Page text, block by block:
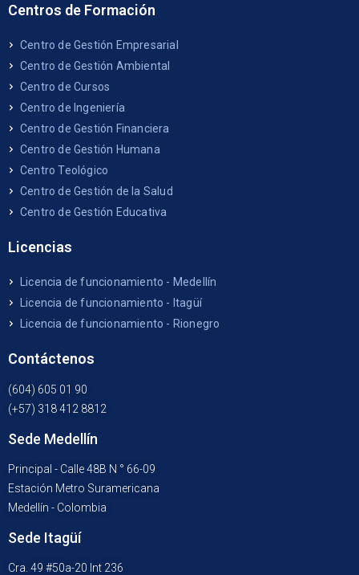
Centros de Formación
Centro de Gestión Empresarial
Centro de Gestión Ambiental
Centro de Cursos
Centro de Ingeniería
Centro de Gestión Financiera
Centro de Gestión Humana
Centro Teológico
Centro de Gestión de la Salud
Centro de Gestión Educativa
Licencias
Licencia de funcionamiento - Medellín
Licencia de funcionamiento - Itagüí
Licencia de funcionamiento - Rionegro
Contáctenos
(604) 605 01 90
(+57) 318 412 8812
Sede Medellín
Principal - Calle 48B N ° 66-09
Estación Metro Suramericana
Medellín - Colombia
Sede Itagüí
Cra. 49 #50a-20 Int 236